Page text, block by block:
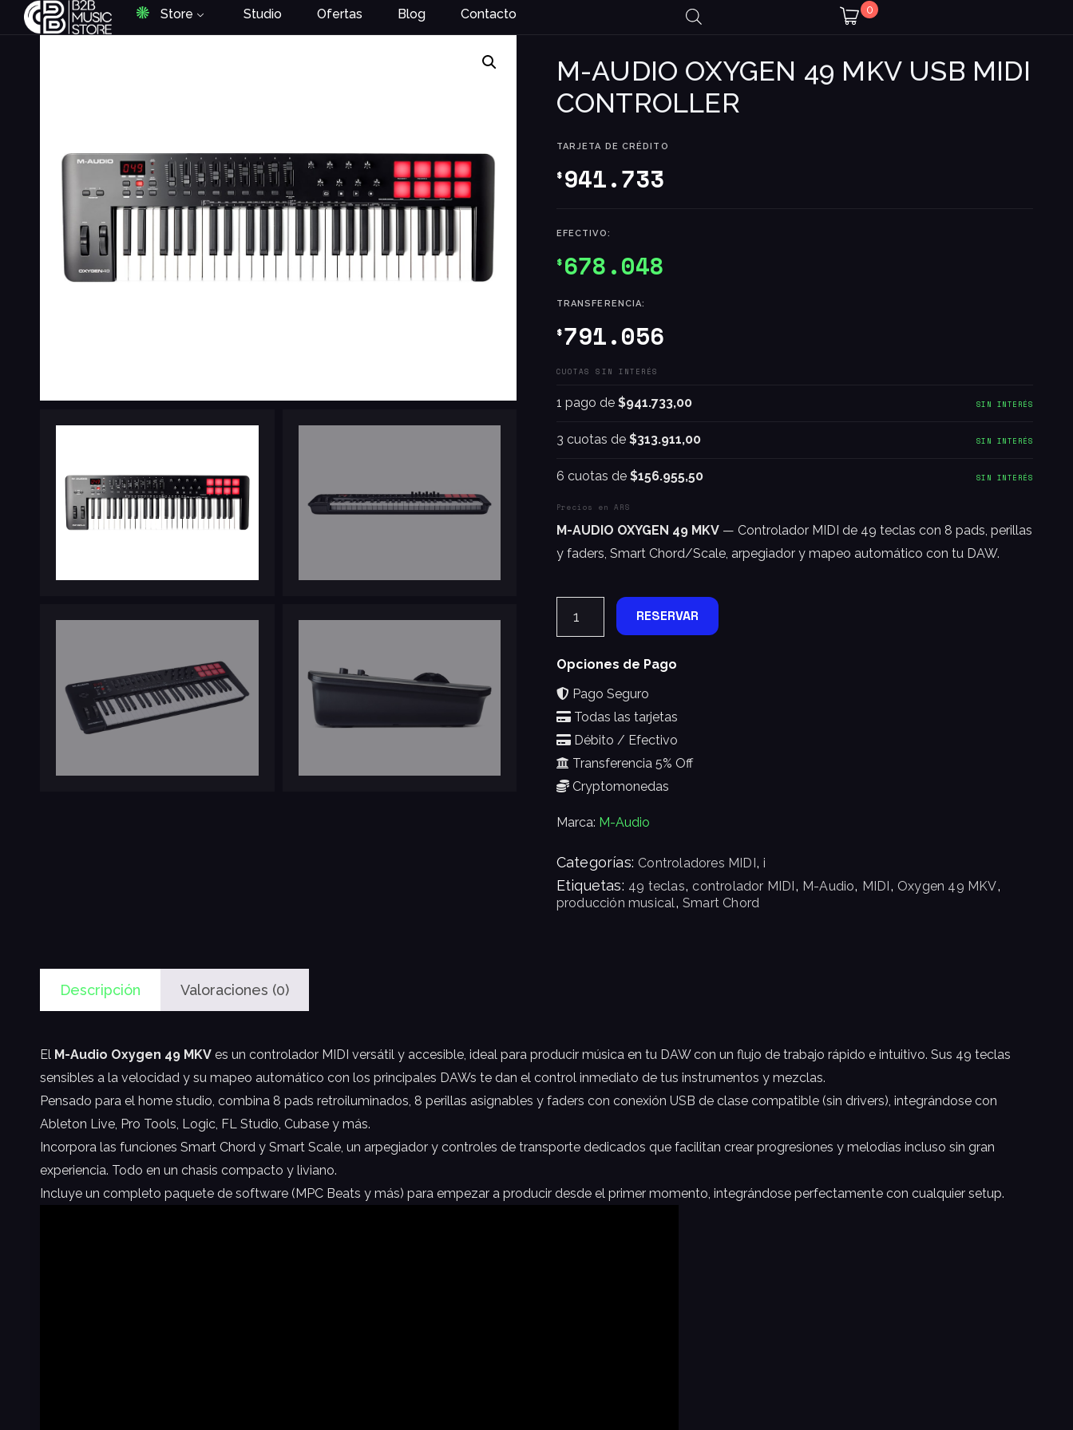
Store Studio Ofertas Blog Contacto 0
M-AUDIO OXYGEN 49 MKV USB MIDI
CONTROLLER
$941.733
TARJETA DE CRÉDITO
$678.048
EFECTIVO:
$791.056
TRANSFERENCIA:
CUOTAS SIN INTERÉS
1 pago de $941.733,00 SIN INTERÉS
3 cuotas de $313.911,00 SIN INTERÉS
6 cuotas de $156.955,50 SIN INTERÉS
Precios en ARS
M-AUDIO OXYGEN 49 MKV— Controlador MIDI de 49 teclas con 8 pads, perillas
y faders, Smart Chord/Scale, arpegiador y mapeo automático con tu DAW.
RESERVAR
Opciones de Pago
Pago Seguro
Todas las tarjetas
Débito / Efectivo
Transferencia 5% Off
Cryptomonedas
Marca: M-Audio
Categorías: Controladores MIDI,i
Etiquetas: 49 teclas, controlador MIDI, M-Audio, MIDI, Oxygen 49 MKV,
producción musical, Smart Chord
Descripción Valoraciones (0)
El M-Audio Oxygen 49 MKV es un controlador MIDI versátil y accesible, ideal para producir música en tu DAW con un flujo de trabajo rápido e intuitivo. Sus 49 teclas
sensibles a la velocidad y su mapeo automático con los principales DAWs te dan el control inmediato de tus instrumentos y mezclas.
Pensado para el home studio, combina 8 pads retroiluminados, 8 perillas asignables y faders con conexión USB de clase compatible (sin drivers), integrándose con
Ableton Live, Pro Tools, Logic, FL Studio, Cubase y más.
Incorpora las funciones Smart Chord y Smart Scale, un arpegiador y controles de transporte dedicados que facilitan crear progresiones y melodías incluso sin gran
experiencia. Todo en un chasis compacto y liviano.
Incluye un completo paquete de software (MPC Beats y más) para empezar a producir desde el primer momento, integrándose perfectamente con cualquier setup.